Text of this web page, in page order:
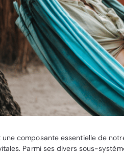
une composante essentielle de
Parmi ses divers sous-